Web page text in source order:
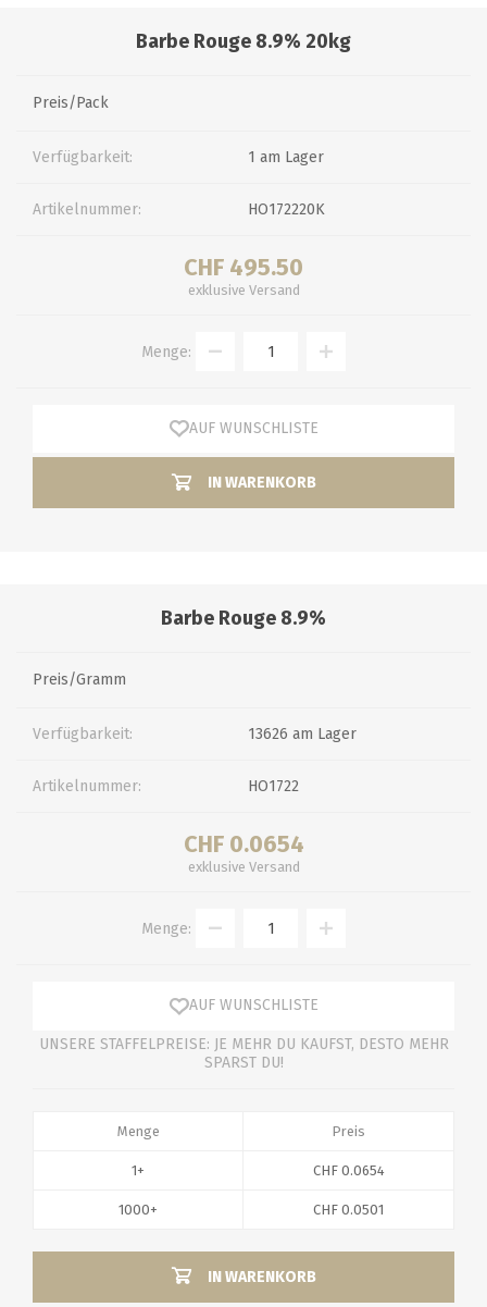
Barbe Rouge 8.9% 20kg
Preis/Pack
Verfügbarkeit: 1 am Lager
Artikelnummer: HO172220K
CHF 495.50
exklusive Versand
Menge:
AUF WUNSCHLISTE
IN WARENKORB
Barbe Rouge 8.9%
Preis/Gramm
Verfügbarkeit: 13626 am Lager
Artikelnummer: HO1722
CHF 0.0654
exklusive Versand
Menge:
AUF WUNSCHLISTE
UNSERE STAFFELPREISE: JE MEHR DU KAUFST, DESTO MEHR
SPARST DU!
Menge
1+
1000+
Preis
CHF 0.0654
CHF 0.0501
IN WARENKORB